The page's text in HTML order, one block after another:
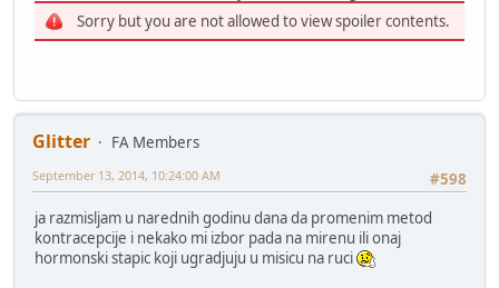
Sorry but you are not allowed to view spoiler contents.
Glitter
FA Members
#598
September 13, 2014, 10:24:00 AM
ja razmisljam u narednih godinu dana da promenim metod
kontracepcije i nekako mi izbor pada na mirenu ili onaj
hormonski stapic koji ugradjuju u misicu na ruci